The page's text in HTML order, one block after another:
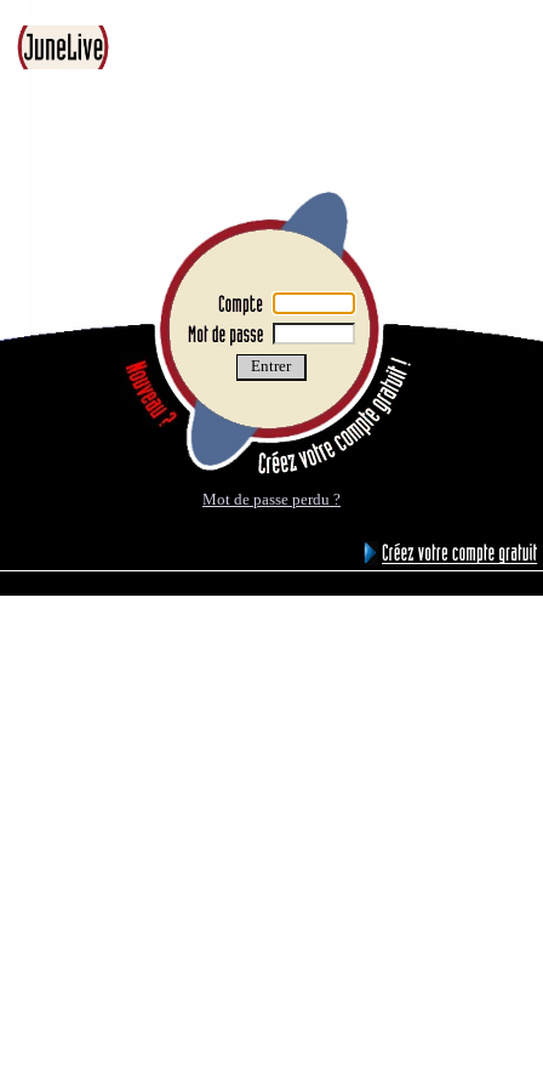
Mot de passe perdu ?